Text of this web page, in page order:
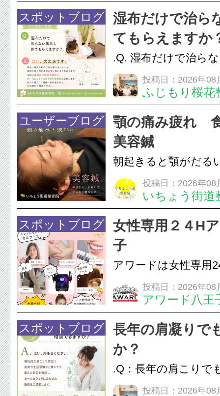
けでなく首や肩の筋
担をかけ、顎関節症
つながることがあり
スポットブログ
湿布だけで治ら
てもらえますか
.Q. 湿布だけで治ら
らえますか？A. はい
湿布は痛みを和らげ
すが、原因そのもの
いこともあります。
原因を確認し、お一
投稿日：2026年08
ふじもり桜花
ユーザーブログ
顎の痛み疲れ
美容鍼
朝起きると顎がだる
ありませんか？無意
は、顎の痛みや疲れ
フェイスラインの張
のこわばり・頭痛や
ながることがありま
投稿日：2026年08
いちょう街道
スポットブログ
女性専用２４H
子
アワードは女性専用
フエステを 思いっ
開催中
投稿日：2026年08
アワード八王
24時間ジム&
脱毛
スポットブログ
長年の肩凝りで
か？
.Q：長年の肩こりで
か？A：はい、お任
投稿日：2026年08